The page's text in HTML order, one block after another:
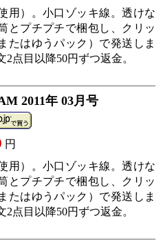
用）。小口ゾッキ線。透けな
とプチプチで梱包し、クリッ
たはゆうパック）で発送しま
2点目以降50円ずつ返金。
2011年 03月号
円
用）。小口ゾッキ線。透けな
とプチプチで梱包し、クリッ
たはゆうパック）で発送しま
2点目以降50円ずつ返金。